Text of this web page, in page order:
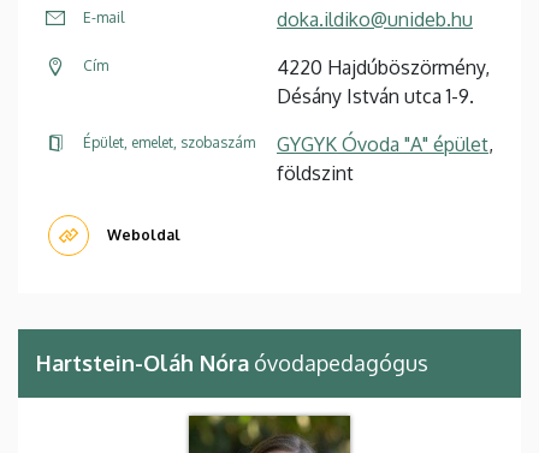
E-mail doka.ildiko@unideb.hu
Cím
4220 Hajdúböszörmény,
Désány István utca 1-9.
Épület, emelet, szobaszám GYGYK Óvoda "A" épület,
földszint
Weboldal
Hartstein-Oláh Nóra óvodapedagógus